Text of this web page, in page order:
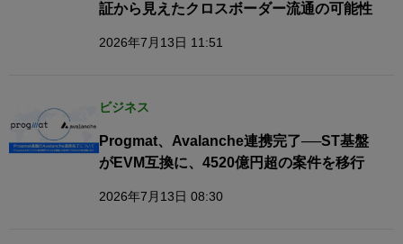
証から見えたクロスボーダー流通の可能性
2026年7月13日 11:51
ビジネス
Progmat、Avalanche連携完了──ST基盤
がEVM互換に、4520億円超の案件を移行
2026年7月13日 08:30